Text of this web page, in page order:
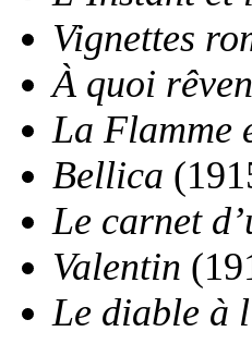
Vignettes
À quoi
La Flamme
Bellica
Le carnet
Valentin
Le diable à